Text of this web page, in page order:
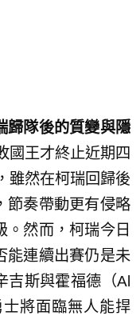
隊後的質變與隱
國王才終止近期四
雖然在柯瑞回歸後
節奏帶動更有侵略
。然而，柯瑞今日
能連續出賽仍是未
吉斯與霍福德（Al
將面臨無人能捍